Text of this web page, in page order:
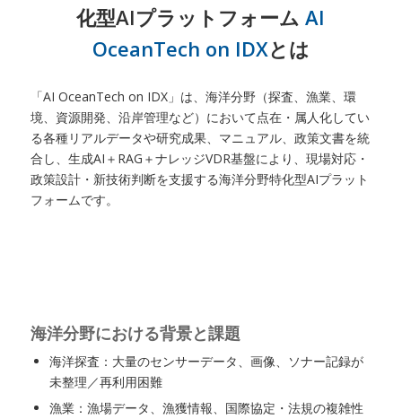
化型AIプラットフォームAI
OceanTech on IDXとは
「AI OceanTech on IDX」は、海洋分野（探査、漁業、環
境、資源開発、沿岸管理など）において点在・属人化してい
る各種リアルデータや研究成果、マニュアル、政策文書を統
合し、生成AI＋RAG＋ナレッジVDR基盤により、現場対応・
政策設計・新技術判断を支援する海洋分野特化型AIプラット
フォームです。
海洋分野における背景と課題
海洋探査：大量のセンサーデータ、画像、ソナー記録が
未整理／再利用困難
漁業：漁場データ、漁獲情報、国際協定・法規の複雑性